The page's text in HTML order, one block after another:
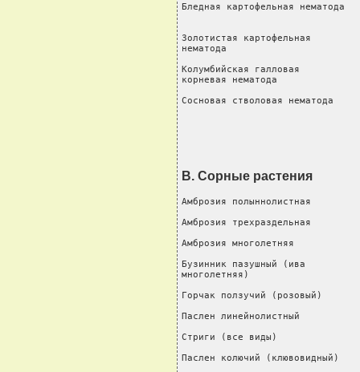
Бледная картофельная
Золотистая картофельная
нематода
Колумбийская галловая
корневая нематода
Сосновая стволовая нематода
В. Сорные растения
Амброзия полыннолистная
Амброзия трехраздельная
Амброзия многолетняя
Бузинник пазушный (ива
многолетняя)
Горчак ползучий (розовый)
Паслен линейнолистный
Стриги (все виды)
Паслен колючий (клювовидный)